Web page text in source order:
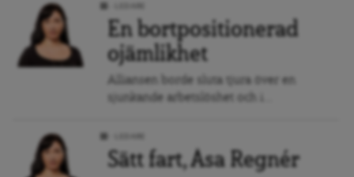
En bortpositionerad
ojämlikhet
Alliansen borde sluta tjura över en
sjunkande arbetslöshet och i...
Sätt fart, Åsa Regnér